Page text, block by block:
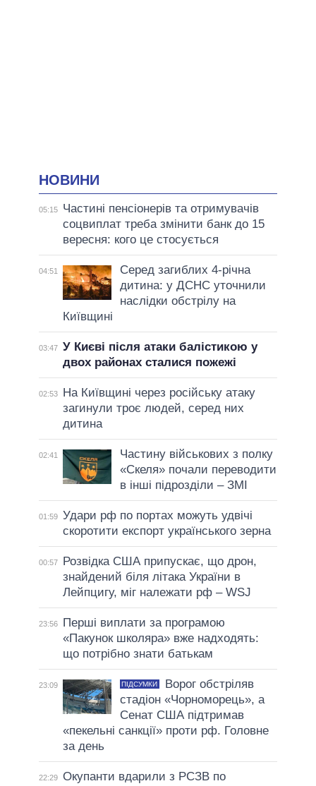
НОВИНИ
05:15
Частині пенсіонерів та отримувачів
соцвиплат треба змінити банк до 15
вересня: кого це стосується
04:51
Серед загиблих 4-річна
дитина: у ДСНС уточнили
наслідки обстрілу на
Київщині
03:47 У Києві після атаки балістикою у
двох районах сталися пожежі
02:53
На Київщині через російську атаку
загинули троє людей, серед них
дитина
02:41
Частину військових з полку
«Скеля» почали переводити
в інші підрозділи – ЗМІ
01:59 Удари рф по портах можуть удвічі
скоротити експорт українського зерна
00:57
Розвідка США припускає, що дрон,
знайдений біля літака України в
Лейпцигу, міг належати рф – WSJ
23:56
Перші виплати за програмою
«Пакунок школяра» вже надходять:
що потрібно знати батькам
23:09 ПІДСУМКИ
Ворог обстріляв
стадіон «Чорноморець», а
Сенат США підтримав
«пекельні санкції» проти рф. Головне
за день
22:29 Окупанти вдарили з РСЗВ по